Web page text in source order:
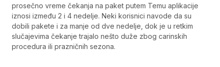
prosečno vreme čekanja na paket putem Temu aplikacije
iznosi između 2 i 4 nedelje. Neki korisnici navode da su
dobili pakete i za manje od dve nedelje, dok je u retkim
slučajevima čekanje trajalo nešto duže zbog carinskih
procedura ili prazničnih sezona.